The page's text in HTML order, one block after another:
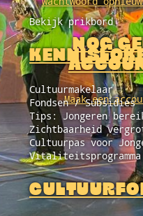
NOG
Maak een
Bekijk prikbord
Cultuurmakelaar
Fondsen / Subsidies
Tips: Jongeren
Zichtbaarheid
Cultuurpas voor
Vitaliteitsprogramma